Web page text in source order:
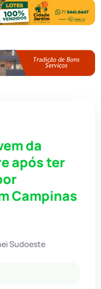
da
após ter
Campinas
Sudoeste